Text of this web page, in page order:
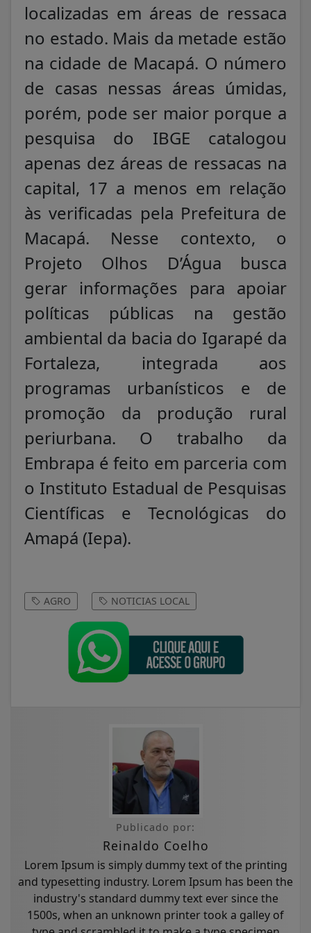
localizadas em áreas de ressaca
no estado. Mais da metade estão
na cidade de Macapá. O número
de casas nessas áreas úmidas,
porém, pode ser maior porque a
pesquisa do IBGE catalogou
apenas dez áreas de ressacas na
capital, 17 a menos em relação
às verificadas pela Prefeitura de
Macapá. Nesse contexto, o
Projeto Olhos D’Água busca
gerar informações para apoiar
políticas públicas na gestão
ambiental da bacia do Igarapé da
Fortaleza, integrada aos
programas urbanísticos e de
promoção da produção rural
periurbana. O trabalho da
Embrapa é feito em parceria com
o Instituto Estadual de Pesquisas
Científicas e Tecnológicas do
Amapá (Iepa).
AGRO NOTICIAS LOCAL
Publicado por:
Reinaldo Coelho
Lorem Ipsum is simply dummy text of the printing
and typesetting industry. Lorem Ipsum has been the
industry's standard dummy text ever since the
1500s, when an unknown printer took a galley of